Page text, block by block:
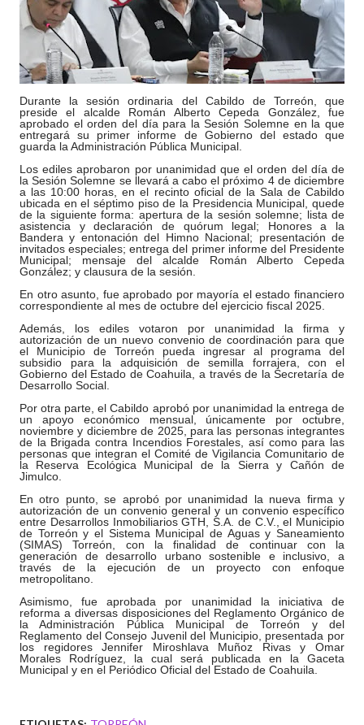
Durante la sesión ordinaria del Cabildo de Torreón, que
preside el alcalde Román Alberto Cepeda González, fue
aprobado el orden del día para la Sesión Solemne en la que
entregará su primer informe de Gobierno del estado que
guarda la Administración Pública Municipal.
Los ediles aprobaron por unanimidad que el orden del día de
la Sesión Solemne se llevará a cabo el próximo 4 de diciembre
a las 10:00 horas, en el recinto oficial de la Sala de Cabildo
ubicada en el séptimo piso de la Presidencia Municipal, quede
de la siguiente forma: apertura de la sesión solemne; lista de
asistencia y declaración de quórum legal; Honores a la
Bandera y entonación del Himno Nacional; presentación de
invitados especiales; entrega del primer informe del Presidente
Municipal; mensaje del alcalde Román Alberto Cepeda
González; y clausura de la sesión.
En otro asunto, fue aprobado por mayoría el estado financiero
correspondiente al mes de octubre del ejercicio fiscal 2025.
Además, los ediles votaron por unanimidad la firma y
autorización de un nuevo convenio de coordinación para que
el Municipio de Torreón pueda ingresar al programa del
subsidio para la adquisición de semilla forrajera, con el
Gobierno del Estado de Coahuila, a través de la Secretaría de
Desarrollo Social.
Por otra parte, el Cabildo aprobó por unanimidad la entrega de
un apoyo económico mensual, únicamente por octubre,
noviembre y diciembre de 2025, para las personas integrantes
de la Brigada contra Incendios Forestales, así como para las
personas que integran el Comité de Vigilancia Comunitario de
la Reserva Ecológica Municipal de la Sierra y Cañón de
Jimulco.
En otro punto, se aprobó por unanimidad la nueva firma y
autorización de un convenio general y un convenio específico
entre Desarrollos Inmobiliarios GTH, S.A. de C.V., el Municipio
de Torreón y el Sistema Municipal de Aguas y Saneamiento
(SIMAS) Torreón, con la finalidad de continuar con la
generación de desarrollo urbano sostenible e inclusivo, a
través de la ejecución de un proyecto con enfoque
metropolitano.
Asimismo, fue aprobada por unanimidad la iniciativa de
reforma a diversas disposiciones del Reglamento Orgánico de
la Administración Pública Municipal de Torreón y del
Reglamento del Consejo Juvenil del Municipio, presentada por
los regidores Jennifer Miroshlava Muñoz Rivas y Omar
Morales Rodríguez, la cual será publicada en la Gaceta
Municipal y en el Periódico Oficial del Estado de Coahuila.